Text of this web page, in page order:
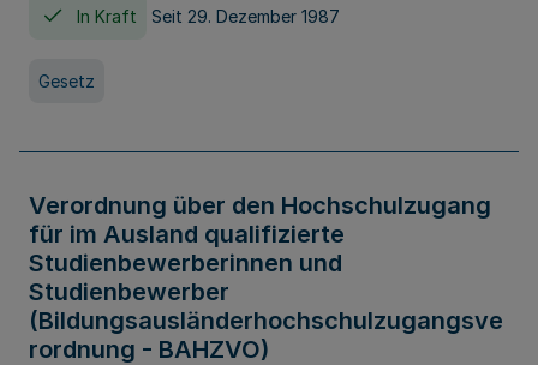
In Kraft Seit 29. Dezember 1987
Gesetz
Verordnung über den Hochschulzugang
für im Ausland qualifizierte
Studienbewerberinnen und
Studienbewerber
(Bildungsausländerhochschulzugangsve
rordnung - BAHZVO)